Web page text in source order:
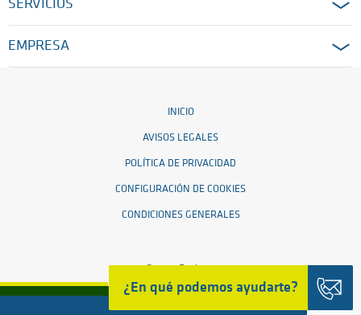
¿En qué podemos ayudarte?
SERVICIOS
EMPRESA
INICIO
AVISOS LEGALES
POLÍTICA DE PRIVACIDAD
CONFIGURACIÓN DE COOKIES
CONDICIONES GENERALES